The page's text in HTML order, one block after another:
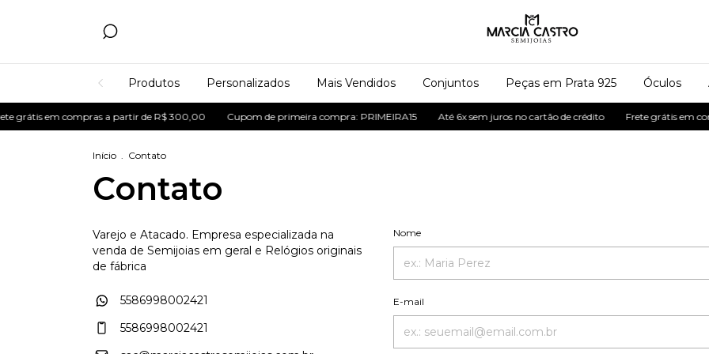
Produtos Personalizados Mais Vendidos Conjuntos Peças em Prata 925 Óculos
grátis em compras a partir de R$ 300,00 Cupom de primeira compra: PRIMEIRA15 Até 6x sem juros no cartão de crédito Frete grátis em
Início . Contato
Contato
Varejo e Atacado. Empresa especializada na
venda de Semijoias em geral e Relógios originais
de fábrica
5586998002421
5586998002421
Nome
E-mail